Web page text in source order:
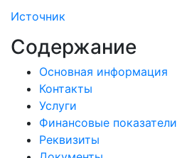
Источник
Содержание
Основная информация
Контакты
Услуги
Финансовые показатели
Реквизиты